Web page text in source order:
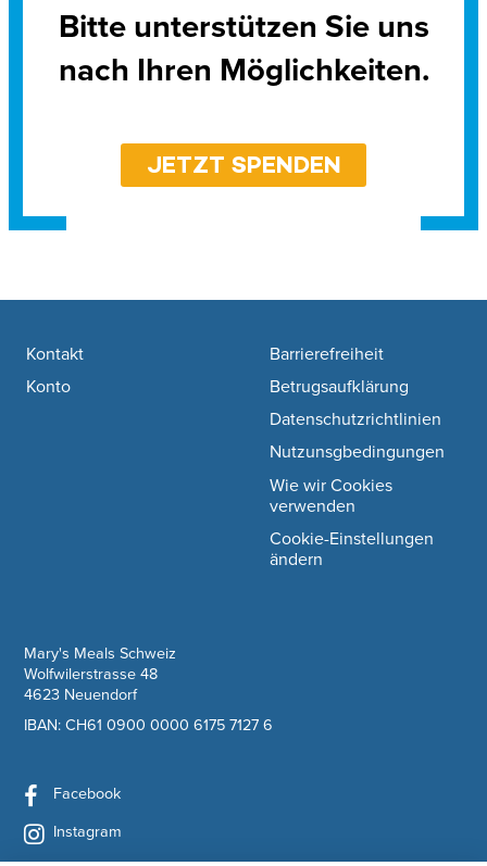
Bitte unterstützen Sie uns
nach Ihren Möglichkeiten.
JETZT SPENDEN
Footer navigation
Mary's Meals Schweiz
Wolfwilerstrasse 48
4623 Neuendorf
IBAN: CH61 0900 0000 6175 7127 6
Kontakt
Konto
Barrierefreiheit
Betrugsaufklärung
Datenschutzrichtlinien
Nutzunsgbedingungen
Wie wir Cookies
verwenden
Cookie-Einstellungen
ändern
Facebook
Instagram